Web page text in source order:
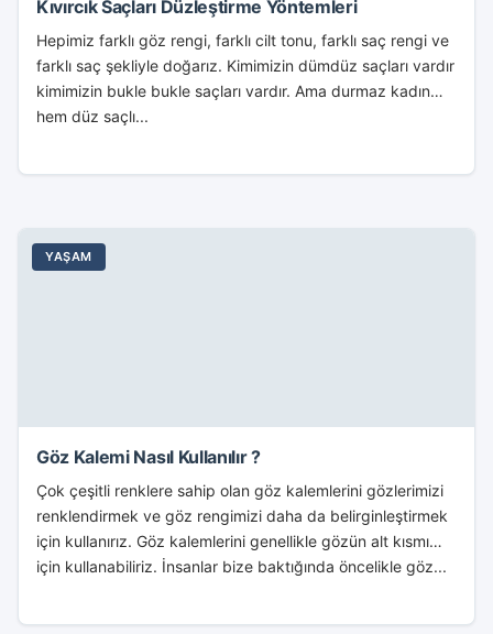
Kıvırcık Saçları Düzleştirme Yöntemleri
Hepimiz farklı göz rengi, farklı cilt tonu, farklı saç rengi ve
farklı saç şekliyle doğarız. Kimimizin dümdüz saçları vardır
kimimizin bukle bukle saçları vardır. Ama durmaz kadın
hem düz saçlı...
YAŞAM
Göz Kalemi Nasıl Kullanılır ?
Çok çeşitli renklere sahip olan göz kalemlerini gözlerimizi
renklendirmek ve göz rengimizi daha da belirginleştirmek
için kullanırız. Göz kalemlerini genellikle gözün alt kısmı
için kullanabiliriz. İnsanlar bize baktığında öncelikle göz...